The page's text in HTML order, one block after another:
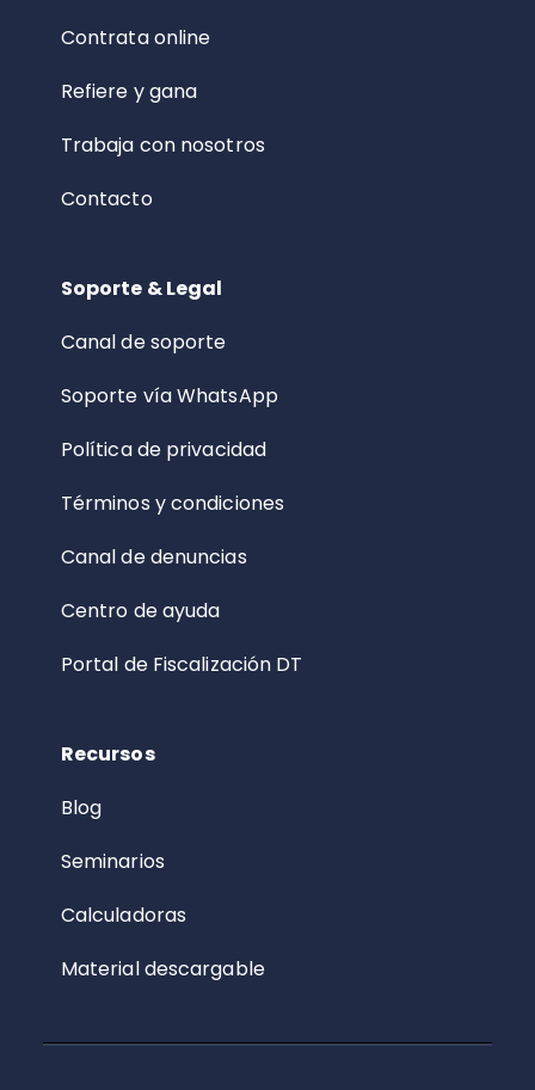
Contrata online
Refiere y gana
Trabaja con nosotros
Contacto
Soporte & Legal
Canal de soporte
Soporte vía WhatsApp
Política de privacidad
Términos y condiciones
Canal de denuncias
Centro de ayuda
Portal de Fiscalización DT
Recursos
Blog
Seminarios
Calculadoras
Material descargable